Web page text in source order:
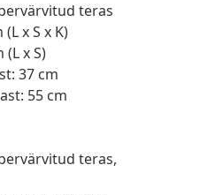
teras
x S x K)
x S)
37 cm
55 cm
teras,